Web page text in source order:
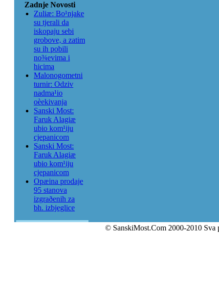
Zadnje Novosti
Zuliæ: Bo¹njake
su tjerali da
iskopaju sebi
grobove, a zatim
su ih pobili
no¾evima i
hicima
Malonogometni
turnir: Odziv
nadma¹io
oèekivanja
Sanski Most:
Faruk Alagiæ
ubio kom¹iju
cjepanicom
Sanski Most:
Faruk Alagiæ
ubio kom¹iju
cjepanicom
Opæina prodaje
95 stanova
izgraðenih za
bh. izbjeglice
© SanskiMost.Com 2000-2010